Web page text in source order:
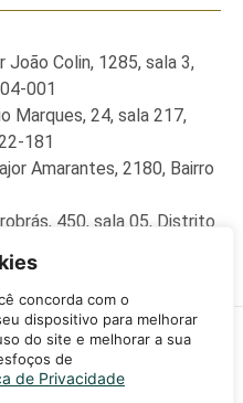
concorda com o
dispositivo para melhorar
do site e melhorar a sua
de
de Privacidade
João Colin, 1285, sala 3,
001
Marques, 24, sala 217,
181
Amarantes, 2180, Bairro
450, sala 05, Distrito
Reservados | Ibirité – MG:
Industrial Marsil, CEP
34.283.310/0001-82